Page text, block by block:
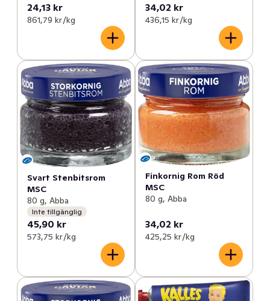
24,13 kr
861,79 kr /kg
34,02 kr
436,15 kr /kg
Svart Stenbitsrom
MSC
80 g, Abba
Inte tillgänglig
45,90 kr
573,75 kr /kg
Finkornig Rom Röd
MSC
80 g, Abba
34,02 kr
425,25 kr /kg